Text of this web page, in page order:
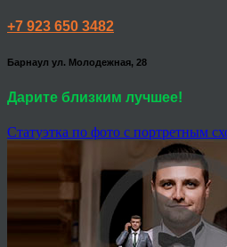
+7 923 650 3482
Барнаул ул. Молодежная, 28
Дарите близким лучшее!
Статуэтка по фото с портретным